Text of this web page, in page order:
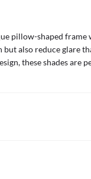
pillow-shaped
also reduce glare
these shades are